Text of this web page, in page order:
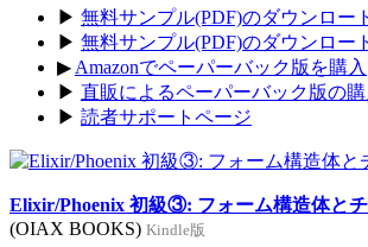
▶ 無料サンプル(PDF)のダウンロー
▶ 無料サンプル(PDF)のダウンロー
▶ Amazonでペーパーバック版を購入
▶ 直販によるペーパーバック版の購
▶ 読者サポートページ
Elixir/Phoenix 初級③: フォーム構造体と
(OIAX BOOKS) Kindle版